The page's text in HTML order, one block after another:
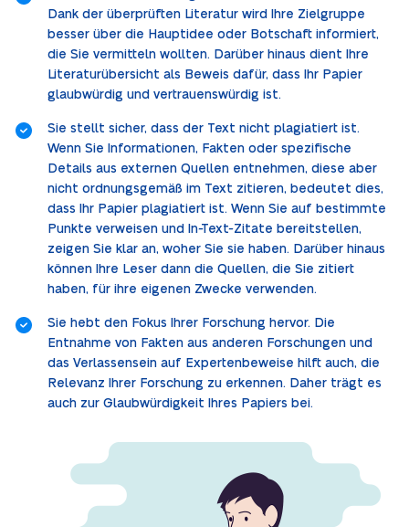
Dank der überprüften Literatur wird Ihre Zielgruppe
besser über die Hauptidee oder Botschaft informiert,
die Sie vermitteln wollten. Darüber hinaus dient Ihre
Literaturübersicht als Beweis dafür, dass Ihr Papier
glaubwürdig und vertrauenswürdig ist.
Sie stellt sicher, dass der Text nicht plagiatiert ist.
Wenn Sie Informationen, Fakten oder spezifische
Details aus externen Quellen entnehmen, diese aber
nicht ordnungsgemäß im Text zitieren, bedeutet dies,
dass Ihr Papier plagiatiert ist. Wenn Sie auf bestimmte
Punkte verweisen und In-Text-Zitate bereitstellen,
zeigen Sie klar an, woher Sie sie haben. Darüber hinaus
können Ihre Leser dann die Quellen, die Sie zitiert
haben, für ihre eigenen Zwecke verwenden.
Sie hebt den Fokus Ihrer Forschung hervor. Die
Entnahme von Fakten aus anderen Forschungen und
das Verlassensein auf Expertenbeweise hilft auch, die
Relevanz Ihrer Forschung zu erkennen. Daher trägt es
auch zur Glaubwürdigkeit Ihres Papiers bei.